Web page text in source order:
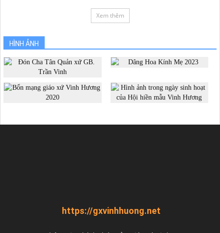
Xem thêm
HÌNH ẢNH
https://gxvinhhuong.net